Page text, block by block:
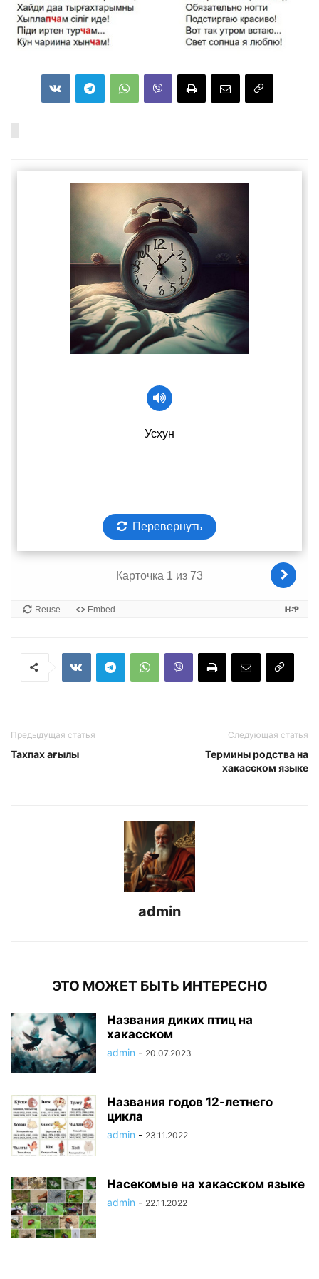
Предыдущая статья
Тахпах ағылы
Следующая статья
Термины родства на
хакасском языке
admin
ЭТО МОЖЕТ БЫТЬ ИНТЕРЕСНО
Названия диких птиц на
хакасском
admin - 20.07.2023
Названия годов 12-летнего
цикла
admin - 23.11.2022
Насекомые на хакасском языке
admin - 22.11.2022